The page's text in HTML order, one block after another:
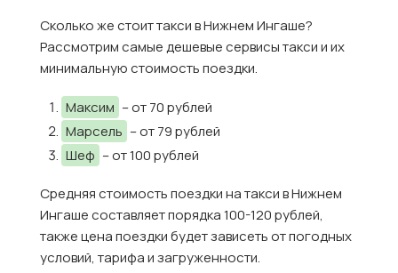
Сколько же стоит такси в Нижнем Ингаше?
Рассмотрим самые дешевые сервисы такси и их
минимальную стоимость поездки.
Максим – от 70 рублей
Марсель – от 79 рублей
Шеф – от 100 рублей
Средняя стоимость поездки на такси в Нижнем
Ингаше составляет порядка 100-120 рублей,
также цена поездки будет зависеть от погодных
условий, тарифа и загруженности.